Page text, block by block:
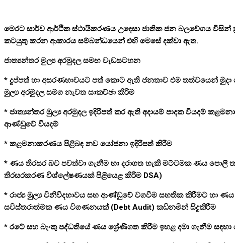
මෙරට සාර්ව ආර්ථික ස්ථායීකරණය උදෙසා ජාතික ජන බලවේගය විසින්
කටයුතු කරන ආකාරය සම්බන්ධයෙන් එහි මෙසේ දක්වා ඇත.
ජාත්‍යන්තර මුල්‍ය අරමුදල සමඟ වැඩසටහන
* දුප්පත් හා අසරණභාවයට පත් කොට ඇති ජනතාව එම තත්වයෙන් මුදා
මුල්‍ය අරමුදල සමග නැවත සාකච්ඡා කිරීම
* ජාත්‍යන්තර මුල්‍ය අරමුදල ඉදිරිපත් කර ඇති අදායම් පාදක වියදම්
ආණ්ඩුවේ වියදම්
* කළමනාකරණය පිළිබඳ නව යෝජනා ඉදිරිපත් කිරීම
* ණය තිරසර බව පවත්වා ගැනීම හා දරාගත හැකි මට්ටමක ණය
තිරසරකරණ විශ්ලේෂණයක් පිළියෙළ කිරීම DSA)
* රාජ්‍ය මුල්‍ය විනිවිදභාවය සහ ආණ්ඩුවේ වගවීම සහතික කිරීමට හා
සවිස්තරාත්මක ණය විගණනයක් (Debt Audit) කඩිනමින් සිදුකිරීම
* රටේ සහ බැංකු පද්ධතියේ ණය ශ්‍රේණිගත කිරීම ඉහළ දමා ගැනීම සඳහා